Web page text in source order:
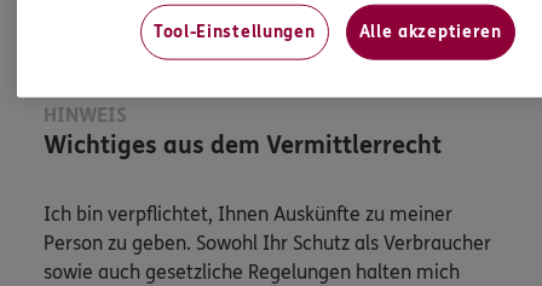
HINWEIS
Wichtiges aus dem Vermittlerrecht
Ich bin verpflichtet, Ihnen Auskünfte zu meiner
Person zu geben. Sowohl Ihr Schutz als Verbraucher
sowie auch gesetzliche Regelungen halten mich
Tool-Einstellungen Alle akzeptieren